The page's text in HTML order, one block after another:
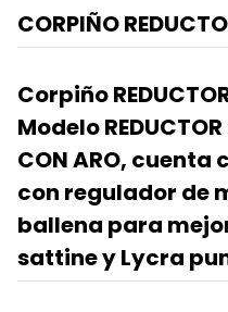
CORPIÑO
Corpiño
Modelo
CON ARO,
con regulador de
ballena para
sattine y Lycra